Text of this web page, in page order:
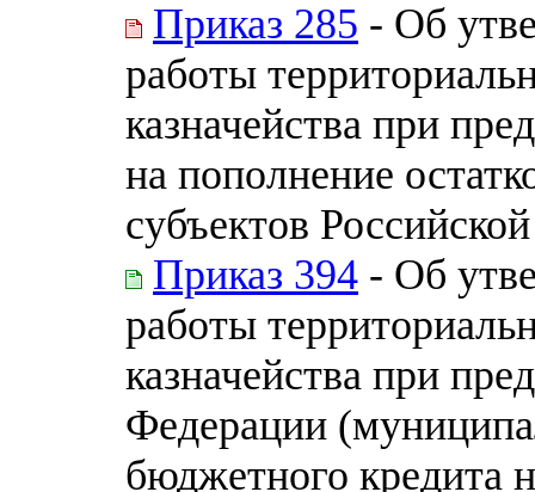
Приказ 285 - Об
работы
казначейства при
на пополнение
субъектов
Приказ 394 - Об
работы
казначейства при
Федерации
бюджетного кредита